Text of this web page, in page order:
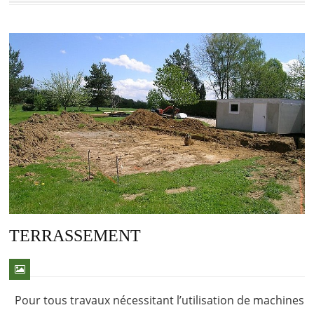
TERRASSEMENT
Pour tous travaux nécessitant l’utilisation de machines